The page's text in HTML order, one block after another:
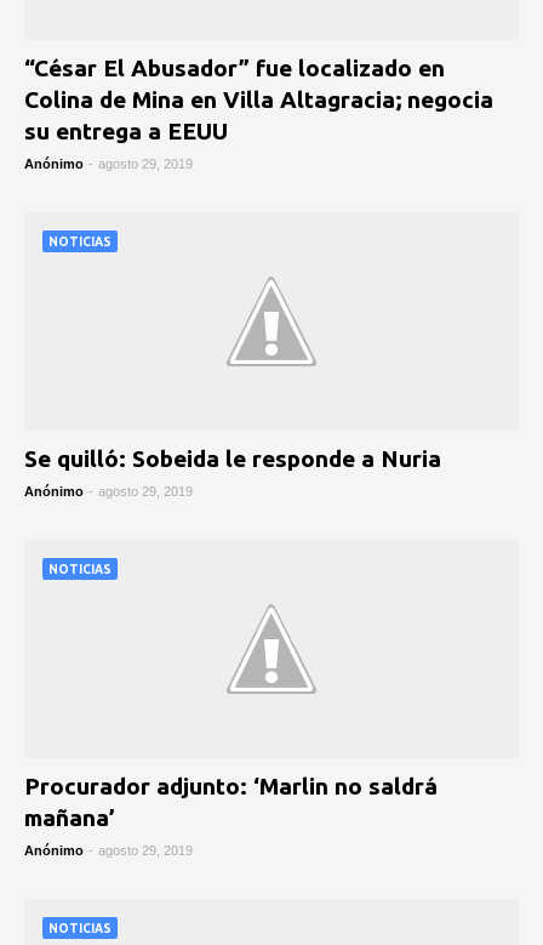
“César El Abusador” fue localizado en
Colina de Mina en Villa Altagracia; negocia
su entrega a EEUU
Anónimo - agosto 29, 2019
NOTICIAS
Se quilló: Sobeida le responde a Nuria
Anónimo - agosto 29, 2019
NOTICIAS
Procurador adjunto: ‘Marlin no saldrá
mañana’
Anónimo - agosto 29, 2019
NOTICIAS